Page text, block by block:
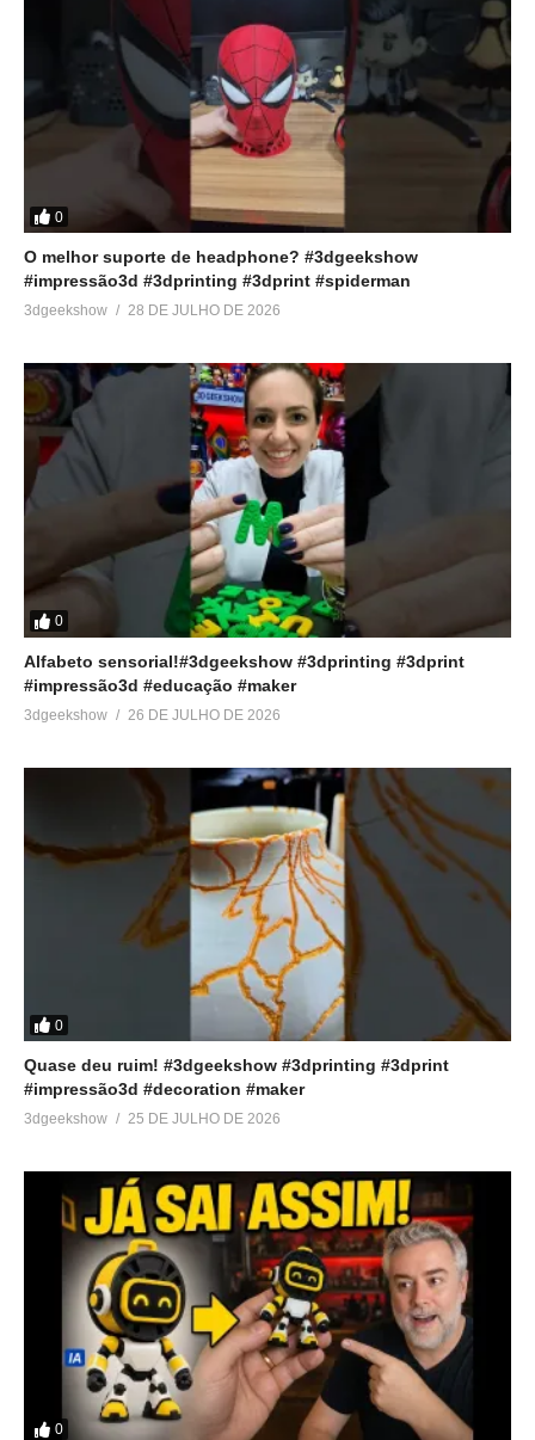
0
O melhor suporte de headphone? #3dgeekshow
#impressão3d #3dprinting #3dprint #spiderman
3dgeekshow 28 DE JULHO DE 2026
0
Alfabeto sensorial!#3dgeekshow #3dprinting #3dprint
#impressão3d #educação #maker
3dgeekshow 26 DE JULHO DE 2026
0
Quase deu ruim! #3dgeekshow #3dprinting #3dprint
#impressão3d #decoration #maker
3dgeekshow 25 DE JULHO DE 2026
0